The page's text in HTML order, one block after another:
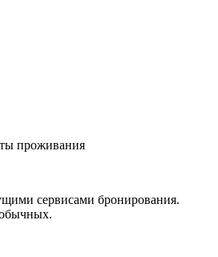
проживания
сервисами бронирования.